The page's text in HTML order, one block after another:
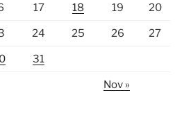
17 18 19 20
24 25 26 27
31
Nov »